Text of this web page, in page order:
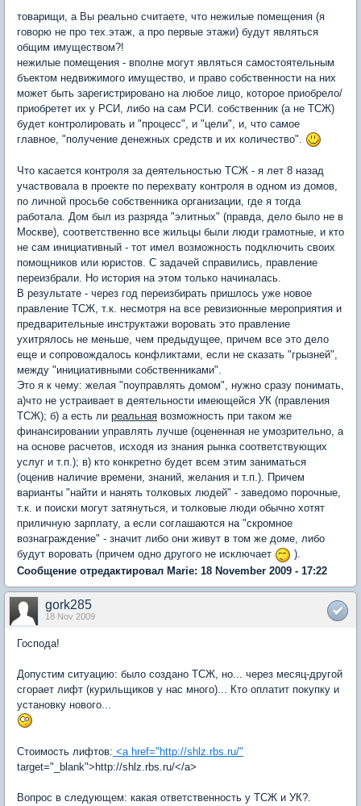
товарищи, а Вы реально считаете, что нежилые помещения (я
говорю не про тех.этаж, а про первые этажи) будут являться
общим имуществом?!
нежилые помещения - вполне могут являться самостоятельным
бъектом недвижимого имущество, и право собственности на них
может быть зарегистрировано на любое лицо, которое приобрело/
приобретет их у РСИ, либо на сам РСИ. собственник (а не ТСЖ)
будет контролировать и "процесс", и "цели", и, что самое
главное, "получение денежных средств и их количество".
Что касается контроля за деятельностью ТСЖ - я лет 8 назад
участвовала в проекте по перехвату контроля в одном из домов,
по личной просьбе собственника организации, где я тогда
работала. Дом был из разряда "элитных" (правда, дело было не в
Москве), соответственно все жильцы были люди грамотные, и кто
не сам инициативный - тот имел возможность подключить своих
помощников или юристов. С задачей справились, правление
переизбрали. Но история на этом только начиналась.
В результате - через год переизбирать пришлось уже новое
правление ТСЖ, т.к. несмотря на все ревизионные мероприятия и
предварительные инструктажи воровать это правление
ухитрялось не меньше, чем предыдущее, причем все это дело
еще и сопровождалось конфликтами, если не сказать "грызней",
между "инициативными собственниками".
Это я к чему: желая "поуправлять домом", нужно сразу понимать,
а)что не устраивает в деятельности имеющейся УК (правления
ТСЖ); б) а есть ли реальная возможность при таком же
финансировании управлять лучше (оцененная не умозрительно, а
на основе расчетов, исходя из знания рынка соответствующих
услуг и т.п.); в) кто конкретно будет всем этим заниматься
(оценив наличие времени, знаний, желания и т.п.). Причем
варианты "найти и нанять толковых людей" - заведомо порочные,
т.к. и поиски могут затянуться, и толковые люди обычно хотят
приличную зарплату, а если соглашаются на "скромное
вознаграждение" - значит либо они живут в том же доме, либо
будут воровать (причем одно другого не исключает
).
Сообщение отредактировал Marie: 18 November 2009 - 17:22
gork285
18 Nov 2009
Господа!
Допустим ситуацию: было создано ТСЖ, но... через месяц-другой
сгорает лифт (курильщиков у нас много)... Кто оплатит покупку и
установку нового...
Стоимость лифтов: <a href=" http://shlz.rbs.ru/"
target="_blank">http://shlz.rbs.ru/</a>
Вопрос в следующем: какая ответственность у ТСЖ и УК?.